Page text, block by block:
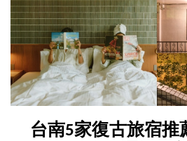
台南5家復古旅宿推